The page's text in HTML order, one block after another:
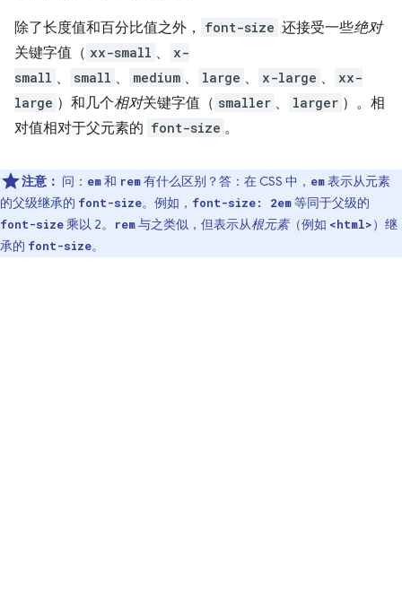
除了长度值和百分比值之外， font-size 还接受一些绝对
关键字值（ xx-small 、
x-
small 、 small 、 medium 、 large 、 x-large 、
xx-
large ）和几个相对关键字值（ smaller 、 larger ）。相
对值相对于父元素的 font-size 。
注意： 问： em和 rem有什么区别？答：在 CSS 中， em表示从元素
的父级继承的 font-size。例如， font-size: 2em等同于父级的
font-size乘以 2。 rem与之类似，但表示从根元素（例如 <html>）继
承的 font-size。